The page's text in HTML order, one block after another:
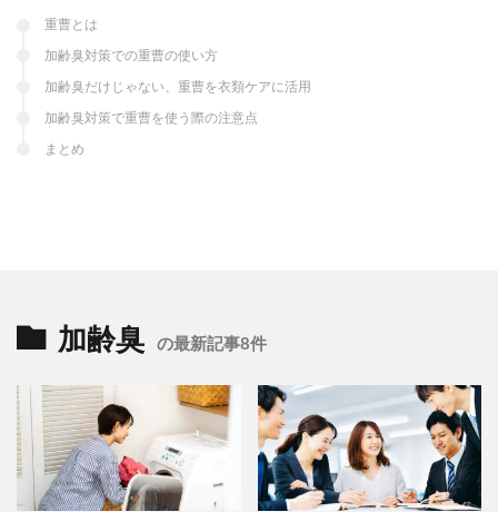
重曹とは
加齢臭対策での重曹の使い方
加齢臭だけじゃない、重曹を衣類ケアに活用
加齢臭対策で重曹を使う際の注意点
まとめ
加齢臭 の最新記事8件